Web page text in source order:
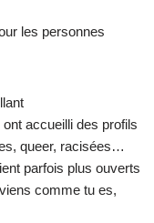
les personnes
accueilli des profils
queer, racisées…
parfois plus ouverts
comme tu es,